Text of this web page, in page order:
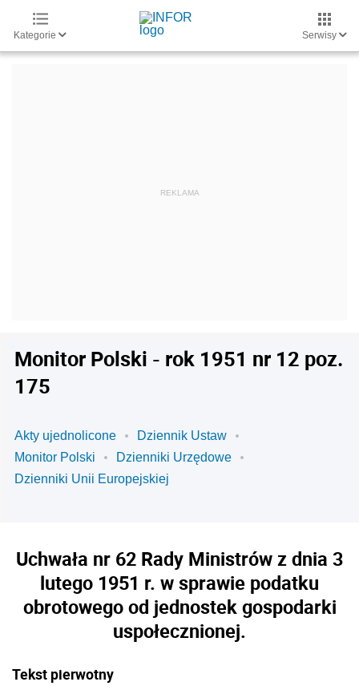
Kategorie Serwisy
Monitor Polski - rok 1951 nr 12 poz.
175
Akty ujednolicone
Dziennik Ustaw
Monitor Polski
Dzienniki Urzędowe
Dzienniki Unii Europejskiej
Uchwała nr 62 Rady Ministrów z dnia 3
lutego 1951 r. w sprawie podatku
obrotowego od jednostek gospodarki
uspołecznionej.
Tekst pierwotny